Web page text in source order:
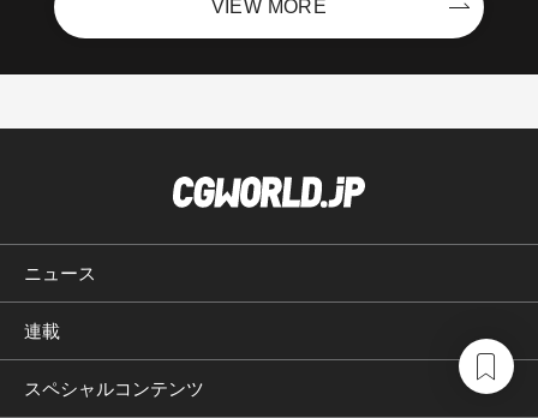
VIEW MORE
ニュース
連載
スペシャルコンテンツ